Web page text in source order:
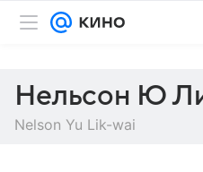
Нельсон Ю
Nelson Yu Lik-wai